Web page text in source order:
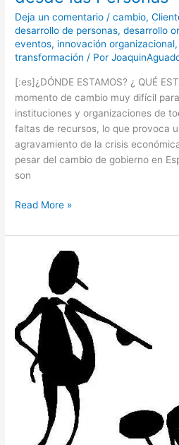
Deja un comentario /cambio,
desarrollo de personas,desarrollo
eventos, innovación organizacional,
transformación / Por
[:es]¿DÓNDE ESTAMOS? ¿ QUÉ
momento de cambio muy difícil
instituciones y organizaciones de
faltas de recursos, lo que provoca
agravamiento de la crisis
pesar del cambio de gobierno en
son
Read More »
Autoliderazgo
las
Estructuras
Organizacionales